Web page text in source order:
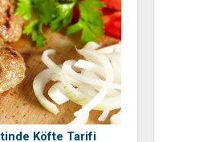
Köfte Tarifi